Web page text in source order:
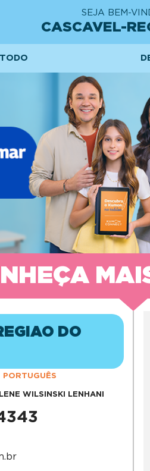
SEJA BEM-
CASCAVEL-
DO
PORTUGUÊS
WILSINSKI LENHANI